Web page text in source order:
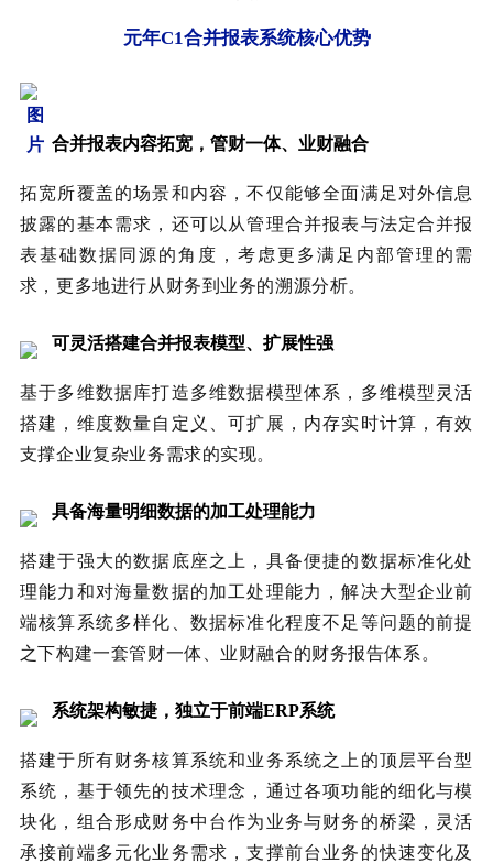
元年C1合并报表系统核心优势
合并报表内容拓宽，管财一体、业财融合
拓宽所覆盖的场景和内容，不仅能够全面满足对外信息
披露的基本需求，还可以从管理合并报表与法定合并报
表基础数据同源的角度，考虑更多满足内部管理的需
求，更多地进行从财务到业务的溯源分析。
可灵活搭建合并报表模型、扩展性强
基于多维数据库打造多维数据模型体系，多维模型灵活
搭建，维度数量自定义、可扩展，内存实时计算，有效
支撑企业复杂业务需求的实现。
具备海量明细数据的加工处理能力
搭建于强大的数据底座之上，具备便捷的数据标准化处
理能力和对海量数据的加工处理能力，解决大型企业前
端核算系统多样化、数据标准化程度不足等问题的前提
之下构建一套管财一体、业财融合的财务报告体系。
系统架构敏捷，独立于前端ERP系统
搭建于所有财务核算系统和业务系统之上的顶层平台型
系统，基于领先的技术理念，通过各项功能的细化与模
块化，组合形成财务中台作为业务与财务的桥梁，灵活
承接前端多元化业务需求，支撑前台业务的快速变化及